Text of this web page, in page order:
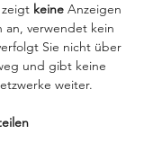
keine Anzeigen
verwendet kein
Sie nicht über
und gibt keine
weiter.